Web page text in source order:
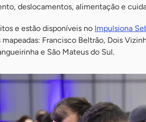
deslocamentos, alimentação e
e estão disponíveis no Impulsiona
Francisco Beltrão, Dois
e São Mateus do Sul.